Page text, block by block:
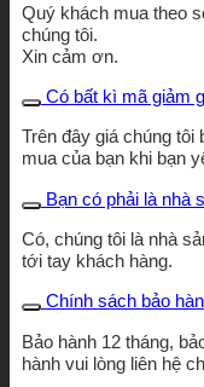
Quý khách mua theo
chúng tôi.
Xin cảm ơn.
Có bất kì mã giảm
Trên đây giá chúng
mua của bạn khi bạn
Bạn có phải là nhà
Có, chúng tôi là nhà
tới tay khách hàng.
Chính sách bảo
Bảo hành 12 tháng,
hành vui lòng liên hệ